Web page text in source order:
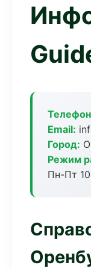
Email:
Город:
Режим
Пн-Пт